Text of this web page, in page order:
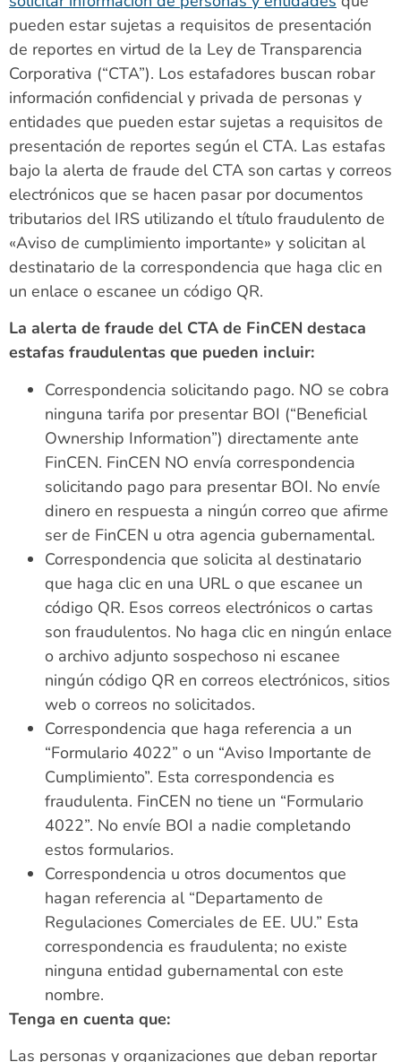
pueden estar sujetas a requisitos de presentación
de reportes en virtud de la Ley de Transparencia
Corporativa (“CTA”). Los estafadores buscan robar
información confidencial y privada de personas y
entidades que pueden estar sujetas a requisitos de
presentación de reportes según el CTA. Las estafas
bajo la alerta de fraude del CTA son cartas y correos
electrónicos que se hacen pasar por documentos
tributarios del IRS utilizando el título fraudulento de
«Aviso de cumplimiento importante» y solicitan al
destinatario de la correspondencia que haga clic en
un enlace o escanee un código QR.
La alerta de fraude del CTA de FinCEN destaca
estafas fraudulentas que pueden incluir:
Correspondencia solicitando pago. NO se cobra
ninguna tarifa por presentar BOI (“Beneficial
Ownership Information”) directamente ante
FinCEN. FinCEN NO envía correspondencia
solicitando pago para presentar BOI. No envíe
dinero en respuesta a ningún correo que afirme
ser de FinCEN u otra agencia gubernamental.
Correspondencia que solicita al destinatario
que haga clic en una URL o que escanee un
código QR. Esos correos electrónicos o cartas
son fraudulentos. No haga clic en ningún enlace
o archivo adjunto sospechoso ni escanee
ningún código QR en correos electrónicos, sitios
web o correos no solicitados.
Correspondencia que haga referencia a un
“Formulario 4022” o un “Aviso Importante de
Cumplimiento”. Esta correspondencia es
fraudulenta. FinCEN no tiene un “Formulario
4022”. No envíe BOI a nadie completando
estos formularios.
Correspondencia u otros documentos que
hagan referencia al “Departamento de
Regulaciones Comerciales de EE. UU.” Esta
correspondencia es fraudulenta; no existe
ninguna entidad gubernamental con este
nombre.
Tenga en cuenta que:
Las personas y organizaciones que deban reportar